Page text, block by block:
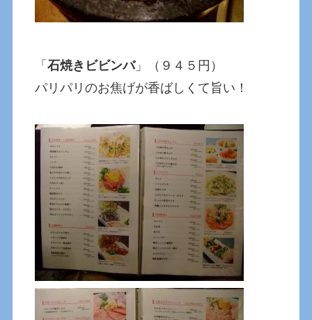
「石焼きビビンバ」（９４５円）
パリパリのお焦げが香ばしくて旨い！